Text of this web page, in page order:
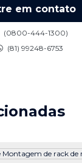
em contato
(0800-444-1300)
(81) 99248-6753